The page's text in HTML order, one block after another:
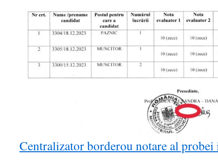
Centralizator borderou notare al